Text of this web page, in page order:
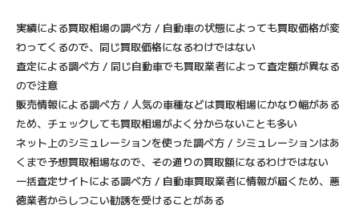
実績による買取相場の調べ方 / 自動車の状態によっても買取価格が変
わってくるので、同じ買取価格になるわけではない
査定による調べ方 / 同じ自動車でも買取業者によって査定額が異なる
ので注意
販売情報による調べ方 / 人気の車種などは買取相場にかなり幅がある
ため、チェックしても買取相場がよく分からないことも多い
ネット上のシミュレーションを使った調べ方 / シミュレーションはあ
くまで予想買取相場なので、その通りの買取額になるわけではない
一括査定サイトによる調べ方 / 自動車買取業者に情報が届くため、悪
徳業者からしつこい勧誘を受けることがある